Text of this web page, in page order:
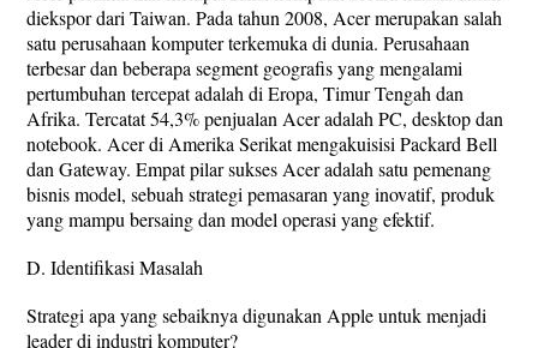
diekspor dari Taiwan. Pada tahun 2008, Acer merupakan salah
satu perusahaan komputer terkemuka di dunia. Perusahaan
terbesar dan beberapa segment geografis yang mengalami
pertumbuhan tercepat adalah di Eropa, Timur Tengah dan
Afrika. Tercatat 54,3% penjualan Acer adalah PC, desktop dan
notebook. Acer di Amerika Serikat mengakuisisi Packard Bell
dan Gateway. Empat pilar sukses Acer adalah satu pemenang
bisnis model, sebuah strategi pemasaran yang inovatif, produk
yang mampu bersaing dan model operasi yang efektif.
D. Identifikasi Masalah
Strategi apa yang sebaiknya digunakan Apple untuk menjadi
leader di industri komputer?